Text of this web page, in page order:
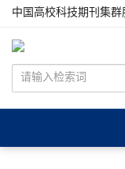
中国高校科技期刊集群